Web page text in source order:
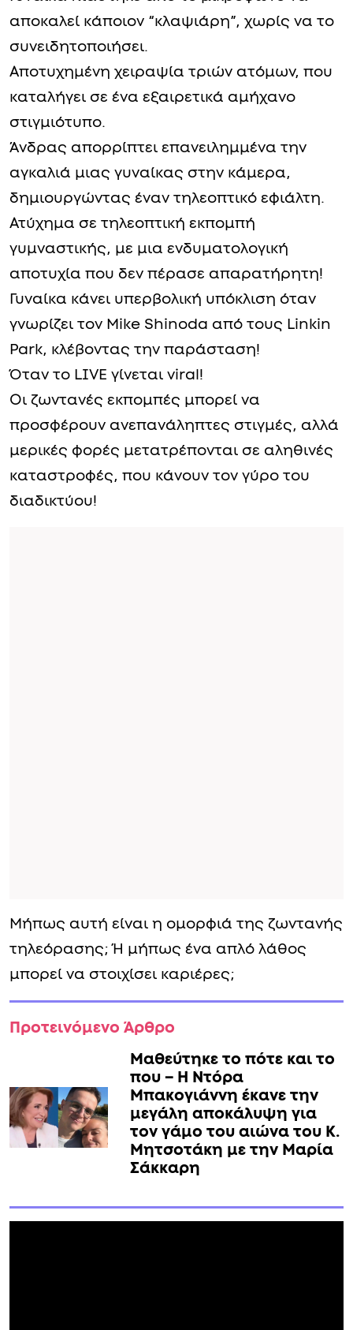
αποκαλεί κάποιον “κλαψιάρη”, χωρίς να το
συνειδητοποιήσει.
Αποτυχημένη χειραψία τριών ατόμων, που
καταλήγει σε ένα εξαιρετικά αμήχανο
στιγμιότυπο.
Άνδρας απορρίπτει επανειλημμένα την
αγκαλιά μιας γυναίκας στην κάμερα,
δημιουργώντας έναν τηλεοπτικό εφιάλτη.
Ατύχημα σε τηλεοπτική εκπομπή
γυμναστικής, με μια ενδυματολογική
αποτυχία που δεν πέρασε απαρατήρητη!
Γυναίκα κάνει υπερβολική υπόκλιση όταν
γνωρίζει τον Mike Shinoda από τους Linkin
Park, κλέβοντας την παράσταση!
Όταν το LIVE γίνεται viral!
Οι ζωντανές εκπομπές μπορεί να
προσφέρουν ανεπανάληπτες στιγμές, αλλά
μερικές φορές μετατρέπονται σε αληθινές
καταστροφές, που κάνουν τον γύρο του
διαδικτύου!
Μήπως αυτή είναι η ομορφιά της ζωντανής
τηλεόρασης; Ή μήπως ένα απλό λάθος
μπορεί να στοιχίσει καριέρες;
Προτεινόμενο Άρθρο
Μαθεύτηκε το πότε και το
που – Η Ντόρα
Μπακογιάννη έκανε την
μεγάλη αποκάλυψη για
τον γάμο του αιώνα του Κ.
Μητσοτάκη με την Μαρία
Σάκκαρη